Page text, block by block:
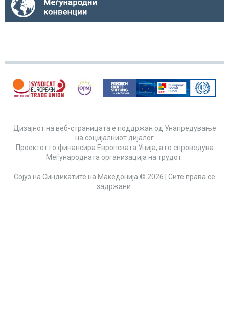
Дизајнот на веб-страницата е поддржан од Унапредување
на социјалниот дијалог
Проектот го финансира Европската Унија, а го спроведува
Меѓународната организација на трудот.
Сојуз на Синдикатите на Македонија © 2026 | Сите права се
задржани.